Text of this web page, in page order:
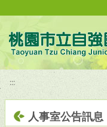
:::
人事室公告訊息